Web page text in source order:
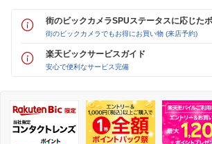
街のビックカメラSPUステータスに応じた
街のビックカメラでもお得にお買い物 (来店予約)
楽天ビックサービスガイド
安心で便利なサービス完備